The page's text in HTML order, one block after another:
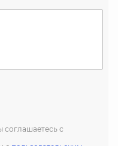
соглашаетесь с